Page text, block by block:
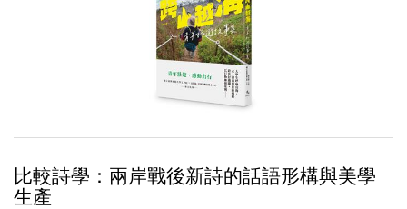
比較詩學：兩岸戰後新詩的話語形構與美學
生產